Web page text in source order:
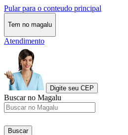
Pular para o conteudo principal
Tem no magalu
Atendimento
Digite seu CEP
Buscar no Magalu
Buscar